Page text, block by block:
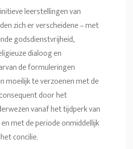
leerstellingen van
zich er verscheidene – met
godsdienstvrijheid,
dialoog en
de formuleringen
moeilijk te verzoenen met de
door het
vanaf het tijdperk van
met de periode onmiddellijk
concilie.